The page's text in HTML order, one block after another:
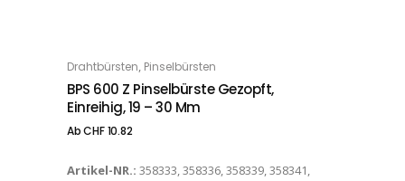
OPTIONS
Drahtbürsten, Pinselbürsten
BPS 600 Z Pinselbürste Gezopft,
Einreihig, 19 – 30 Mm
AbCHF10.82
Artikel-NR.: 358333, 358336, 358339, 358341,